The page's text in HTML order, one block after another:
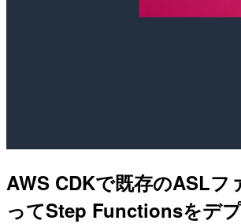
AWS CDKで既存のASLフ
ってStep Functionsをデ